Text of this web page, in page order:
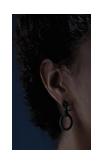
Deutsche
Grammophon